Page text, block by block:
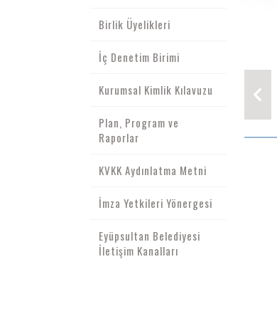
Birlik Üyelikleri
İç Denetim Birimi
Kurumsal Kimlik Kılavuzu
Plan, Program ve
Raporlar
KVKK Aydınlatma Metni
İmza Yetkileri Yönergesi
Eyüpsultan Belediyesi
İletişim Kanalları